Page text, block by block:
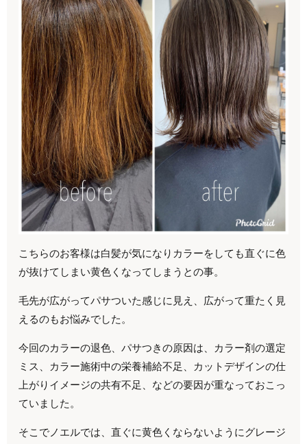
こちらのお客様は白髪が気になりカラーをしても直ぐに色
が抜けてしまい黄色くなってしまうとの事。
毛先が広がってパサついた感じに見え、広がって重たく見
えるのもお悩みでした。
今回のカラーの退色、パサつきの原因は、カラー剤の選定
ミス、カラー施術中の栄養補給不足、カットデザインの仕
上がりイメージの共有不足、などの要因が重なっておこっ
ていました。
そこでノエルでは、直ぐに黄色くならないようにグレージ